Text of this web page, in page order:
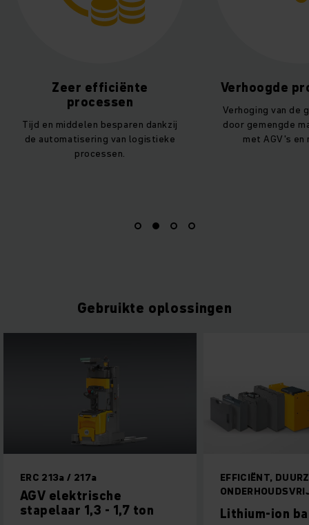
dankzij
logistieke
Verhoogde productiviteit
Verhoging van de goederenomzet
door gemengde magazijnoperatie
met AGV's en mankracht.
Gebruikte oplossingen
- 1,7 ton
EFFICIËNT, DUURZAAM EN
Lithium-ion batterijen